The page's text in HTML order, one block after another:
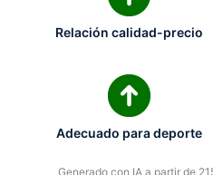
Relación calidad-precio
Adecuado para deporte
Generado con IA a partir de